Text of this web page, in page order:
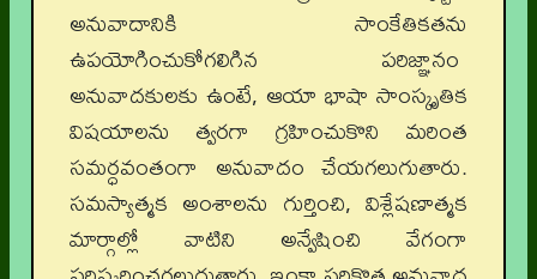
అనువాదానికి సాంకేతికతను
ఉపయోగించుకోగలిగిన పరిజ్ఞానం
అనువాదకులకు ఉంటే, ఆయా భాషా సాంస్కృతిక
విషయాలను త్వరగా గ్రహించుకొని మరింత
సమర్ధవంతంగా అనువాదం చేయగలుగుతారు.
సమస్యాత్మక అంశాలను గుర్తించి, విశ్లేషణాత్మక
మార్గాల్లో వాటిని అన్వేషించి వేగంగా